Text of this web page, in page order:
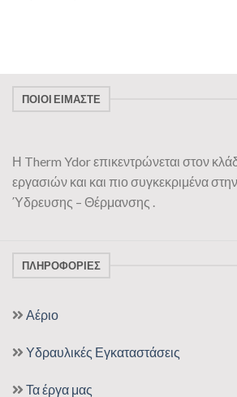
ΠΟΙΟΙ ΕΊΜΑΣΤΕ
Η Therm Ydor επικεντρώνεται στον
εργασιών και και πιο συγκεκριμένα
Ύδρευσης – Θέρμανσης .
ΠΛΗΡΟΦΟΡΊΕΣ
Αέριο
Υδραυλικές Εγκαταστάσεις
Τα έργα μας